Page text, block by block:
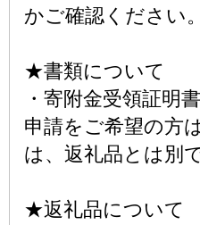
かご確認ください。
★書類について
・寄附金受領証明
申請をご希望の方
は、返礼品とは別
★返礼品について